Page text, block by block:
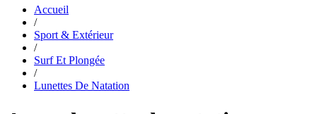
Accueil
/
Sport & Extérieur
/
Surf Et Plongée
/
Lunettes De Natation